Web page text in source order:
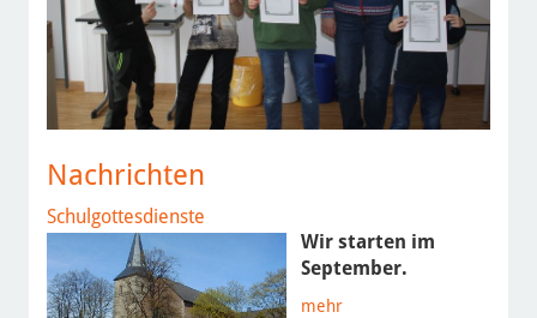
Nachrichten
Schulgottesdienste
Wir starten im
September.
mehr